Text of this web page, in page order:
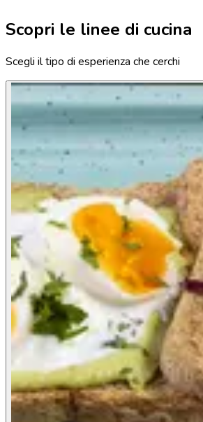
Scopri le linee di cucina
Scegli il tipo di esperienza che cerchi